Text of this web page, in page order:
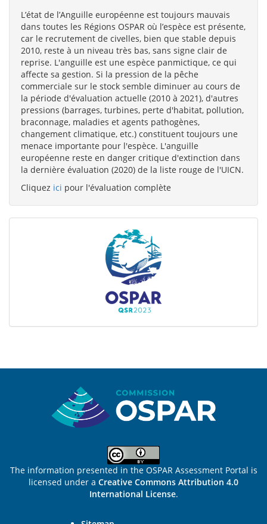
L’état de l’Anguille européenne est toujours mauvais
dans toutes les Régions OSPAR où l’espèce est présente,
car le recrutement de civelles, bien que stable depuis
2010, reste à un niveau très bas, sans signe clair de
reprise. L'anguille est une espèce panmictique, ce qui
affecte sa gestion. Si la pression de la pêche
commerciale sur le stock semble diminuer au cours de
la période d'évaluation actuelle (2010 à 2021), d'autres
pressions (barrages, turbines, perte d'habitat, pollution,
braconnage, maladies et agents pathogènes,
changement climatique, etc.) constituent toujours une
menace importante pour l'espèce. L'anguille
européenne reste en danger critique d'extinction dans
la dernière évaluation (2020) de la liste rouge de l'UICN.
Cliquez ici pour l'évaluation complète
The information presented in the OSPAR Assessment Portal is
licensed under a Creative Commons Attribution 4.0
International License.